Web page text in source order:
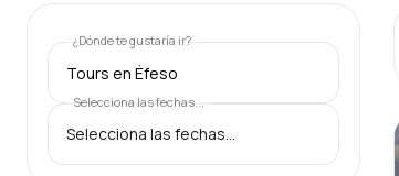
¿Dónde te gustaría ir?
Tours en Éfeso
Selecciona las fechas...